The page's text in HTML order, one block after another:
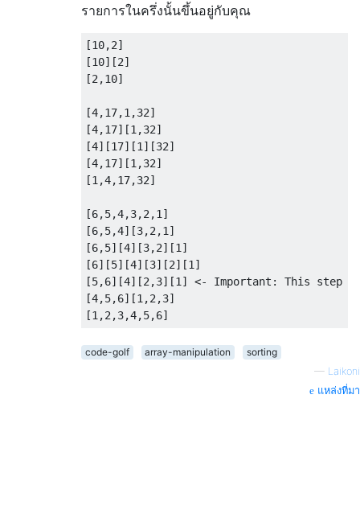
รายการในครึ่งนั้นขึ้นอยู่กับคุณ
[10,2]
[10][2]
[2,10]
[4,17,1,32]
[4,17][1,32]
[4][17][1][32]
[4,17][1,32]
[1,4,17,32]
[6,5,4,3,2,1]
[6,5,4][3,2,1]
[6,5][4][3,2][1]
[6][5][4][3][2][1]
[5,6][4][2,3][1] <- Important: This step
[4,5,6][1,2,3]
code-golf array-manipulation
sorting
— Laikoni
แหล่งที่มา